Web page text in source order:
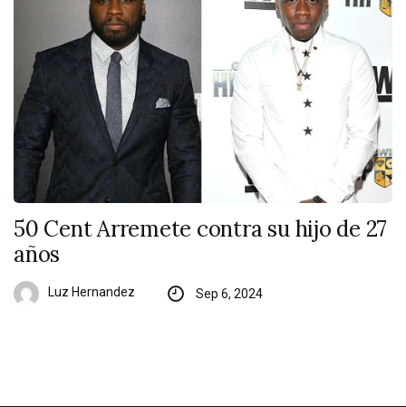
50 Cent Arremete contra su hijo de 27
años
Luz Hernandez Sep 6, 2024